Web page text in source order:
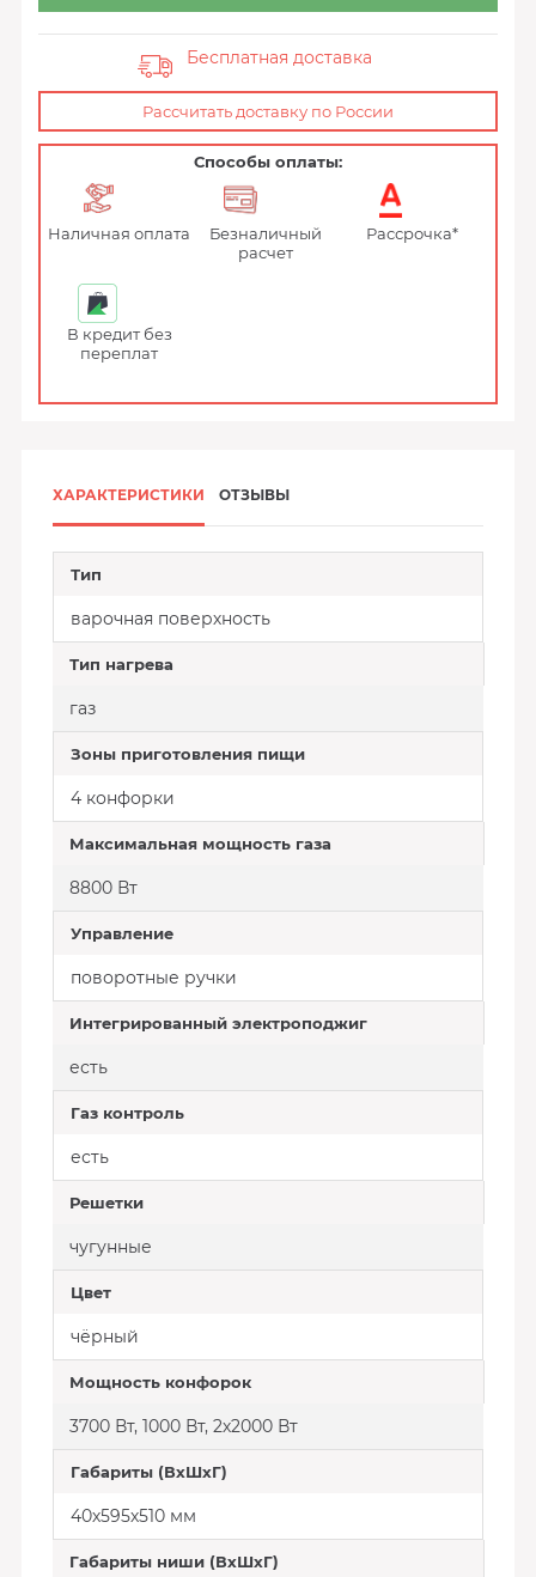
Бесплатная доставка
Рассчитать доставку по России
Способы оплаты:
Наличная оплата
Безналичный
расчет
Рассрочка*
В кредит без
переплат
ХАРАКТЕРИСТИКИ ОТЗЫВЫ
Тип
варочная поверхность
Тип нагрева
газ
Зоны приготовления пищи
4 конфорки
Максимальная мощность газа
8800 Вт
Управление
поворотные ручки
Интегрированный электроподжиг
есть
Газ контроль
есть
Решетки
чугунные
Цвет
чёрный
Мощность конфорок
3700 Вт, 1000 Вт, 2х2000 Вт
Габариты (ВхШхГ)
40х595х510 мм
Габариты ниши (ВхШхГ)